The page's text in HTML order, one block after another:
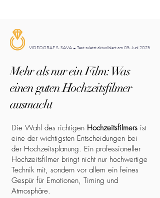
VIDEOGRAF S. SAVA – Text zuletzt aktualisiert am 05. Juni 2025
Mehr als nur ein Film: Was
einen guten Hochzeitsfilmer
ausmacht
Die Wahl des richtigen Hochzeitsfilmers ist
eine der wichtigsten Entscheidungen bei
der Hochzeitsplanung. Ein professioneller
Hochzeitsfilmer bringt nicht nur hochwertige
Technik mit, sondern vor allem ein feines
Gespür für Emotionen, Timing und
Atmosphäre.